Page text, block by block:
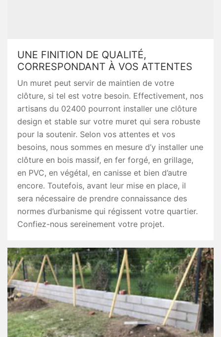
UNE FINITION DE QUALITÉ,
CORRESPONDANT À VOS ATTENTES
Un muret peut servir de maintien de votre
clôture, si tel est votre besoin. Effectivement, nos
artisans du 02400 pourront installer une clôture
design et stable sur votre muret qui sera robuste
pour la soutenir. Selon vos attentes et vos
besoins, nous sommes en mesure d’y installer une
clôture en bois massif, en fer forgé, en grillage,
en PVC, en végétal, en canisse et bien d’autre
encore. Toutefois, avant leur mise en place, il
sera nécessaire de prendre connaissance des
normes d’urbanisme qui régissent votre quartier.
Confiez-nous sereinement votre projet.